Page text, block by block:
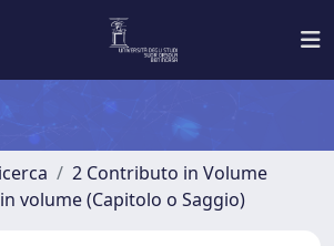
2 Contributo in Volume
volume (Capitolo o Saggio)